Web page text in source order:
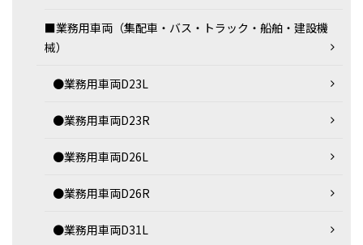
■業務用車両（集配車・バス・トラック・船舶・建設機
械）
●業務用車両D23L
●業務用車両D23R
●業務用車両D26L
●業務用車両D26R
●業務用車両D31L